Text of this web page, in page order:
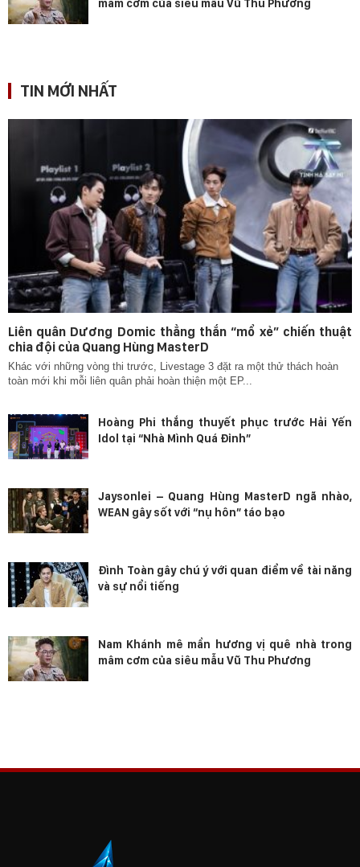
mâm cơm của siêu mẫu Vũ Thu Phương
TIN MỚI NHẤT
Liên quân Dương Domic thẳng thắn “mổ xẻ” chiến thuật
chia đội của Quang Hùng MasterD
Khác với những vòng thi trước, Livestage 3 đặt ra một thử thách hoàn
toàn mới khi mỗi liên quân phải hoàn thiện một EP...
Hoàng Phi thắng thuyết phục trước Hải Yến
Idol tại “Nhà Mình Quá Đỉnh”
Jaysonlei – Quang Hùng MasterD ngã nhào,
WEAN gây sốt với “nụ hôn” táo bạo
Đình Toàn gây chú ý với quan điểm về tài năng
và sự nổi tiếng
Nam Khánh mê mẩn hương vị quê nhà trong
mâm cơm của siêu mẫu Vũ Thu Phương